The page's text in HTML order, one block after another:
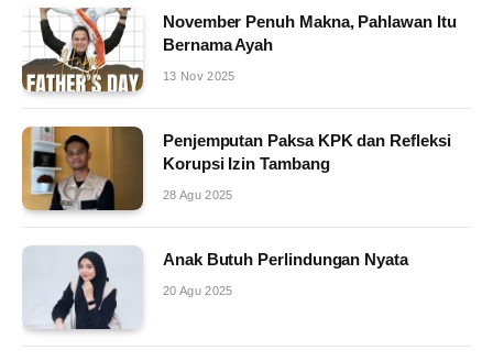
November Penuh Makna, Pahlawan Itu
Bernama Ayah
13 Nov 2025
Penjemputan Paksa KPK dan Refleksi
Korupsi Izin Tambang
28 Agu 2025
Anak Butuh Perlindungan Nyata
20 Agu 2025